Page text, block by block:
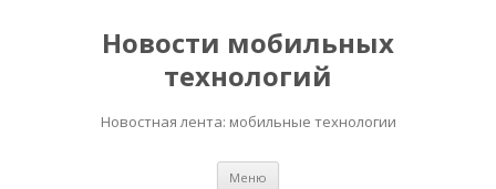
Новости мобильных
технологий
Новостная лента: мобильные технологии
Меню